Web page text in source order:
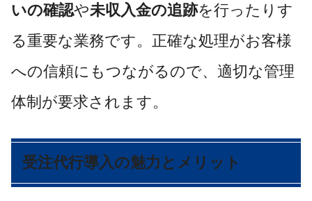
いの確認や未収入金の追跡を行ったりす
る重要な業務です。正確な処理がお客様
への信頼にもつながるので、適切な管理
体制が要求されます。
受注代行導入の魅力とメリット